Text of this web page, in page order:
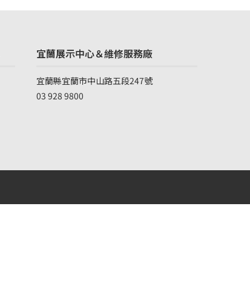
宜蘭展示中心＆維修服務廠
宜蘭縣宜蘭市中山路五段247號
03 928 9800